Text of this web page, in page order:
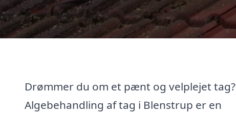
Drømmer du om et pænt og velplejet tag?
Algebehandling af tag i Blenstrup er en